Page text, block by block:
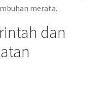
merata.
dan